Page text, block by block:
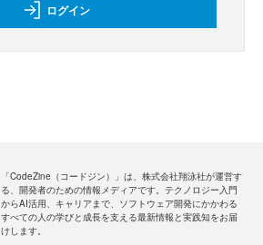
ログイン
「CodeZine（コードジン）」は、株式会社翔泳社が運営す
る、開発者のための情報メディアです。テクノロジー入門
からAI活用、キャリアまで、ソフトウェア開発にかかわる
すべての人の学びと成長を支える最新情報と実践知をお届
けします。